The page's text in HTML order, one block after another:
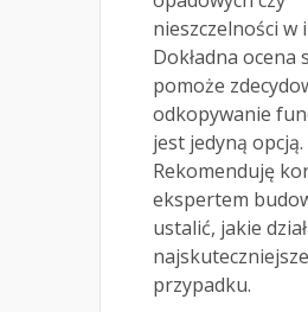
nieszczelności w
Dokładna ocena
pomoże
odkopywanie
jest jedyną opcją.
Rekomenduję
ekspertem
ustalić, jakie
przypadku.